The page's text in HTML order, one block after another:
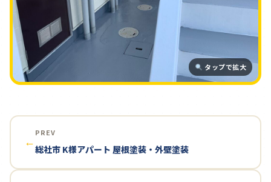
タップで拡大
←
PREV
総社市 K様アパート 屋根塗装・外壁塗装